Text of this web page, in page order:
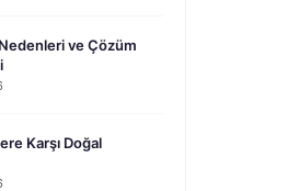
ve Çözüm
Karşı Doğal